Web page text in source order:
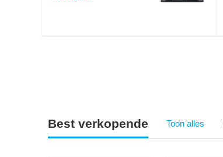
Best verkopende Toon alles